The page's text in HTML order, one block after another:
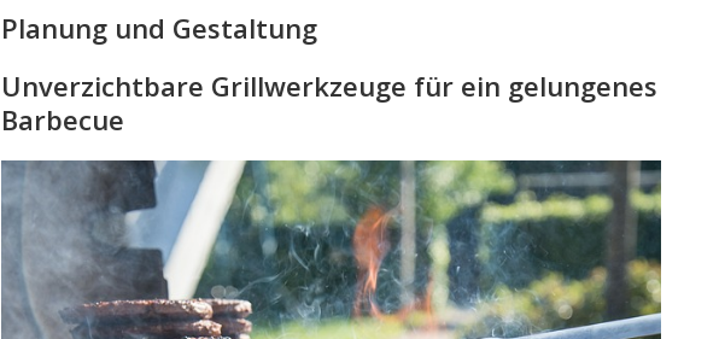
Planung und Gestaltung
Unverzichtbare Grillwerkzeuge für ein gelungenes
Barbecue